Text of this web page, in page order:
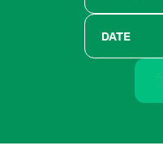
DATE